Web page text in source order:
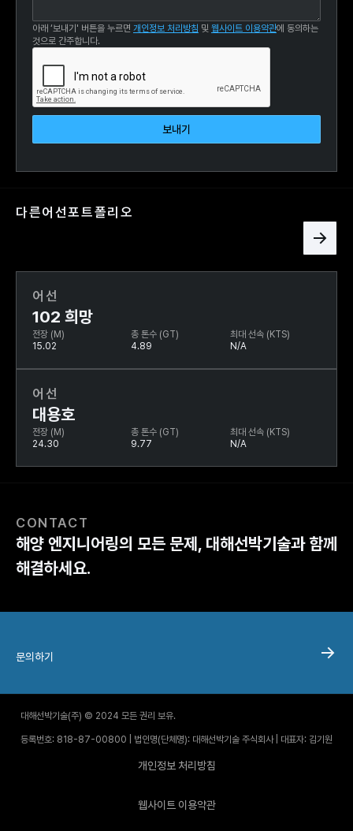
아래 ‘보내기' 버튼을 누르면 개인정보 처리방침 및 웹사이트 이용약관에 동의하는
것으로 간주합니다.
다른어선포트폴리오
어선
102 희망
전장 (M)
15.02
총 톤수 (GT)
4.89
최대 선속 (KTS)
N/A
어선
대용호
전장 (M)
24.30
총 톤수 (GT)
9.77
최대 선속 (KTS)
N/A
CONTACT
해양 엔지니어링의 모든 문제, 대해선박기술과 함께
해결하세요.
문의하기
대해선박기술(주) © 2024 모든 권리 보유.
등록번호: 818-87-00800 | 법인명(단체명): 대해선박기술 주식회사 | 대표자: 김기원
개인정보 처리방침
웹사이트 이용약관